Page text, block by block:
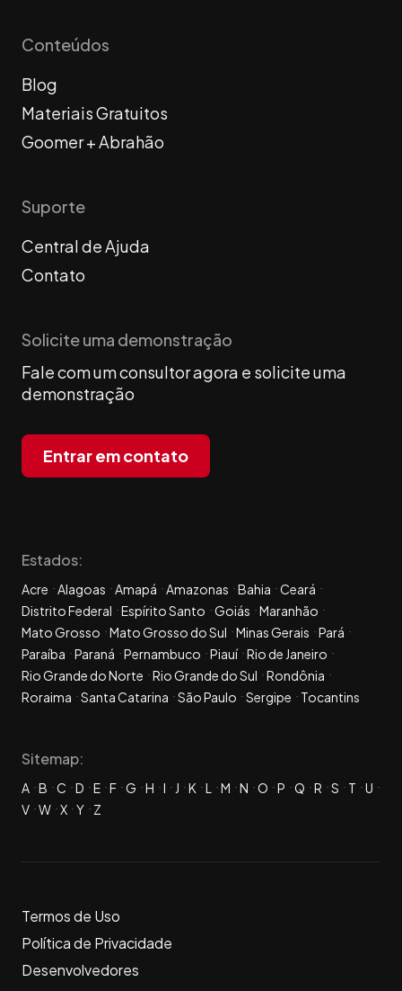
Conteúdos
Blog
Materiais Gratuitos
Goomer + Abrahão
Suporte
Central de Ajuda
Contato
Solicite uma demonstração
Fale com um consultor agora e solicite uma
demonstração
Entrar em contato
Estados:
Acre Alagoas Amapá Amazonas Bahia
Ceará
Distrito Federal
Espírito Santo Goiás
Maranhão
Mato Grosso
Mato Grosso do Sul Minas Gerais
Pará
Paraíba
Paraná Pernambuco Piauí Rio de Janeiro
Rio Grande do Norte
Rio Grande do Sul
Rondônia
Roraima
Santa Catarina São Paulo Sergipe Tocantins
Sitemap:
A B C D E F G H I J K L M N O P Q R S T
U
V W X Y Z
Termos de Uso
Política de Privacidade
Desenvolvedores